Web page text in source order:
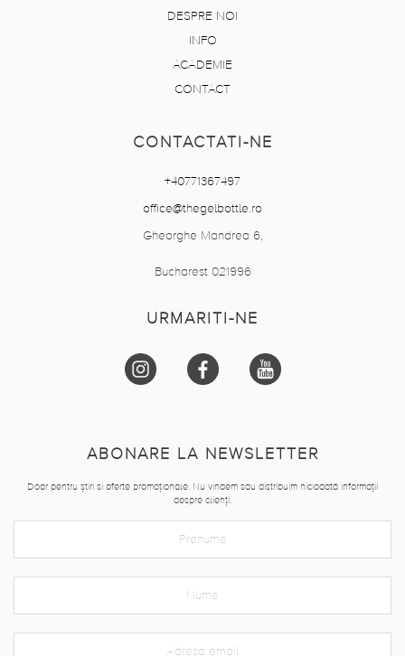
DESPRE NOI
INFO
ACADEMIE
CONTACT
CONTACTATI-NE
+40771367497
office@thegelbottle.ro
Gheorghe Mandrea 6,
Bucharest 021996
URMARITI-NE
ABONARE LA NEWSLETTER
Doar pentru știri si oferte promoționale. Nu vindem sau distribuim niciodată informații
despre clienți.